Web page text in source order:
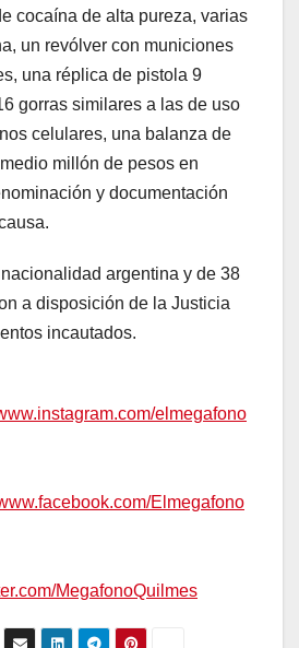
cocaína de alta pureza, varias
un revólver con municiones
una réplica de pistola 9
gorras similares a las de uso
celulares, una balanza de
millón de pesos en
y documentación
argentina y de 38
a disposición de la Justicia
incautados.
elmegafono
Elmegafono
MegafonoQuilmes